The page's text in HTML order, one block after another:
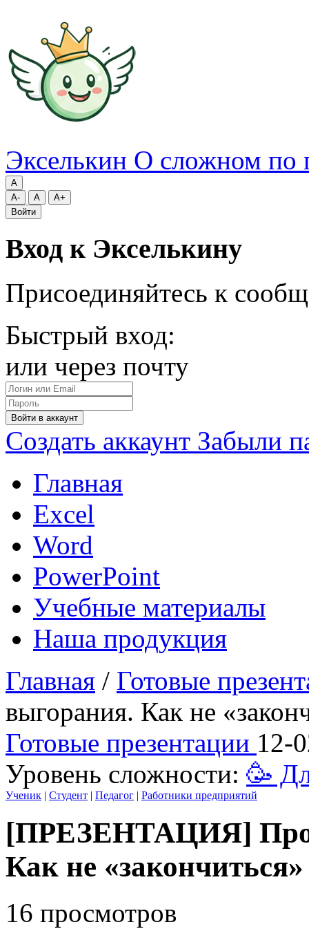
Экселькин О сложном по
A
A-
A
A+
Войти
Вход к Экселькину
Присоединяйтесь к
Быстрый вход:
или через почту
Войти в аккаунт
Создать аккаунт Забыли
Главная
Excel
Word
PowerPoint
Учебные материалы
Наша продукция
Главная / Готовые
выгорания. Как не
Готовые презентации 12-
Уровень сложности: 🥳
Ученик | Студент | Педагог | Работники предприятий
[ПРЕЗЕНТАЦИЯ]
Как не
16 просмотров